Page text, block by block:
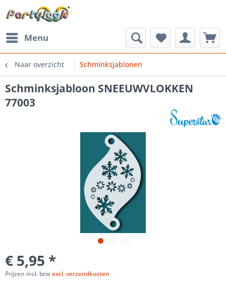
Menu
Naar overzicht Schminksjablonen
Schminksjabloon SNEEUWVLOKKEN
77003
€ 5,95 *
Prijzen incl. btwexcl. verzendkosten